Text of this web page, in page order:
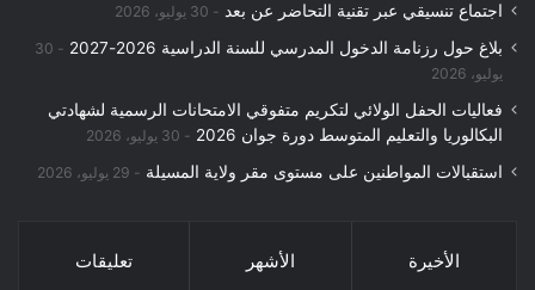
اجتماع تنسيقي عبر تقنية التحاضر عن بعد 30 يوليو، 2026
بلاغ حول رزنامة الدخول المدرسي للسنة الدراسية 2026-2027
30
يوليو، 2026
فعاليات الحفل الولائي لتكريم متفوقي الامتحانات الرسمية لشهادتي
البكالوريا والتعليم المتوسط دورة جوان 2026
30 يوليو، 2026
استقبالات المواطنين على مستوى مقر ولاية المسيلة 29 يوليو، 2026
الأخيرة الأشهر تعليقات